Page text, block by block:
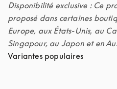
Disponibilité exclusive : Ce
proposé dans certaines
Europe, aux États-Unis, au
Singapour, au Japon et en
Variantes populaires